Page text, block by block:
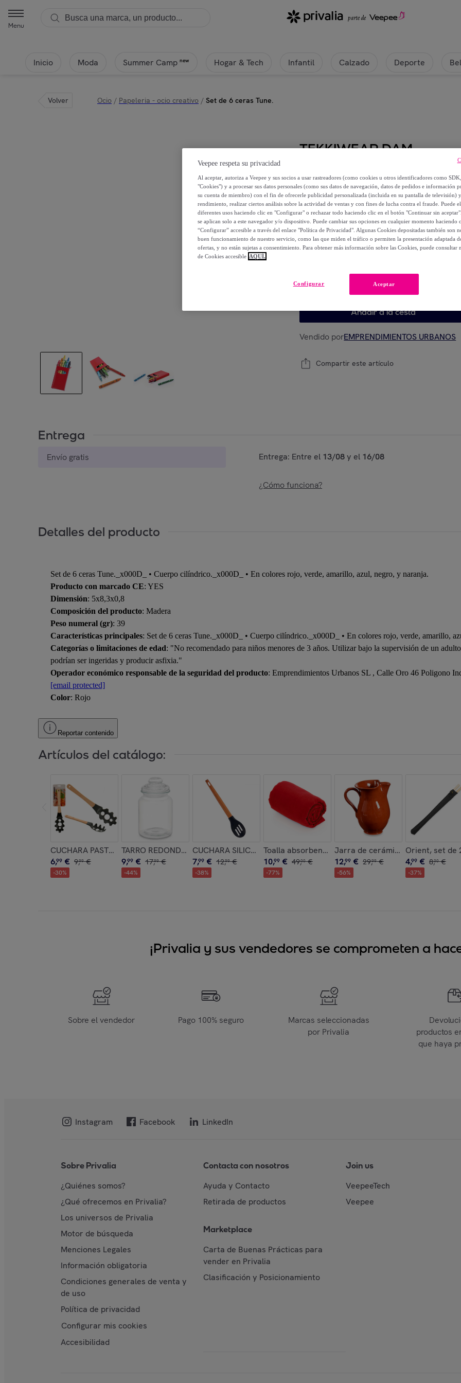
Menu
Inicio Moda Summer Camp new Hogar & Tech Infantil Calzado Deporte
Volver Ocio / Papeleria - ocio creativo / Set de 6 ceras Tune.
TEKKIWEAR DAM
4,99 €
7,00 €
-28%
Último producto
Modelo: Set de 6 ceras Tune.
Añadir a la cesta
Vendido porEMPRENDIMIENTOS URBANOS
Compartir este artículo
Entrega
Envío gratis Entrega: Entre el 13/08y el 16/08
¿Cómo funciona?
Detalles del producto
Set de 6 ceras Tune._x000D_ • Cuerpo cilíndrico._x000D_ • En colores rojo, verde, amarillo, azul, negro, y naranja.
Producto con marcado CE: YES
Dimensión: 5x8,3x0,8
Composición del producto: Madera
Peso numeral (gr): 39
Características principales: Set de 6 ceras Tune._x000D_ • Cuerpo cilíndrico._x000D_ • En colores rojo, verde, amarillo,
Categorías o limitaciones de edad: "No recomendado para niños menores de 3 años. Utilizar bajo la supervisión de un
podrían ser ingeridas y producir asfixia."
Operador económico responsable de la seguridad del producto: Emprendimientos Urbanos SL , Calle Oro 46 Poligono
[email protected]
Color: Rojo
Reportar contenido
Artículos del catálogo:
CUCHARA PASTA SURT COLOR aleatorio
6,99 € 9,99 €
-30%
TARRO REDONDO LISO TAPA CRISTAL 900ML
9,99 € 17,99 €
-44%
CUCHARA SILICONA MANGO MADERA DE HAYA 30,5CM
7,99 € 12,99 €
-38%
Toalla absorbente Yarg 138x72 cm.
10,99 € 49,00 €
-77%
Jarra de cerámica refractaria de
12,99 € 29,99 €
-56%
Orient, set de
4,99 € 8,00 €
-37%
¡Privalia y sus vendedores se comprometen a
Sobre el vendedor Pago 100% seguro
Marcas seleccionadas
por Privalia
productos
que haya
Instagram Facebook LinkedIn
Sobre Privalia
¿Quiénes somos?
¿Qué ofrecemos en Privalia?
Los universos de Privalia
Motor de búsqueda
Menciones Legales
Información obligatoria
Condiciones generales de venta y
de uso
Política de privacidad
Configurar mis cookies
Accesibilidad
Contacta con nosotros
Ayuda y Contacto
Retirada de productos
Marketplace
Carta de Buenas Prácticas para
vender en Privalia
Clasificación y Posicionamiento
Join us
VeepeeTech
Veepee
Veepee respeta su privacidad
Al aceptar, autoriza a Veepee y sus socios a usar rastreadores (como cookies u otros identificadores como
"Cookies") y a procesar sus datos personales (como sus datos de navegación, datos de pedidos e información
su cuenta de miembro) con el fin de ofrecerle publicidad personalizada (incluida en su pantalla de televisión)
rendimiento, realizar ciertos análisis sobre la actividad de ventas y con fines de lucha contra el fraude. Puede
diferentes usos haciendo clic en "Configurar" o rechazar todo haciendo clic en el botón "Continuar sin
se aplican solo a este navegador y/o dispositivo. Puede cambiar sus opciones en cualquier momento haciendo
“Configurar” accesible a través del enlace "Política de Privacidad". Algunas Cookies depositadas también son
buen funcionamiento de nuestro servicio, como las que miden el tráfico o permiten la presentación adaptada
ofertas, y no están sujetas a consentimiento. Para obtener más información sobre las Cookies, puede consultar
de Cookies accesible AQUÍ.
Aceptar
Configurar